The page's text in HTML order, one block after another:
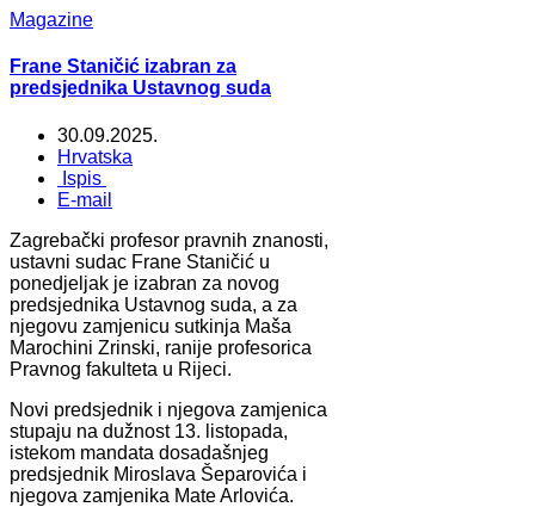
Magazine
Frane Staničić izabran za
predsjednika Ustavnog suda
30.09.2025.
Hrvatska
Ispis
E-mail
Zagrebački profesor pravnih znanosti,
ustavni sudac Frane Staničić u
ponedjeljak je izabran za novog
predsjednika Ustavnog suda, a za
njegovu zamjenicu sutkinja Maša
Marochini Zrinski, ranije profesorica
Pravnog fakulteta u Rijeci.
Novi predsjednik i njegova zamjenica
stupaju na dužnost 13. listopada,
istekom mandata dosadašnjeg
predsjednik Miroslava Šeparovića i
njegova zamjenika Mate Arlovića.